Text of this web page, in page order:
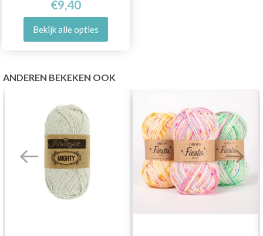
€9,40
Bekijk alle opties
ANDEREN BEKEKEN OOK